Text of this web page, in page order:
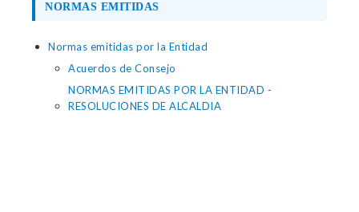
NORMAS EMITIDAS
Normas emitidas por la Entidad
Acuerdos de Consejo
NORMAS EMITIDAS POR LA ENTIDAD -
RESOLUCIONES DE ALCALDIA